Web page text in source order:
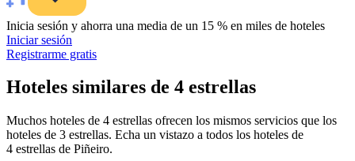
Inicia sesión y ahorra una media de un 15 % en miles de hoteles
Iniciar sesión
Registrarme gratis
Hoteles similares de 4 estrellas
Muchos hoteles de 4 estrellas ofrecen los mismos servicios que los
hoteles de 3 estrellas. Echa un vistazo a todos los hoteles de
4 estrellas de Piñeiro.